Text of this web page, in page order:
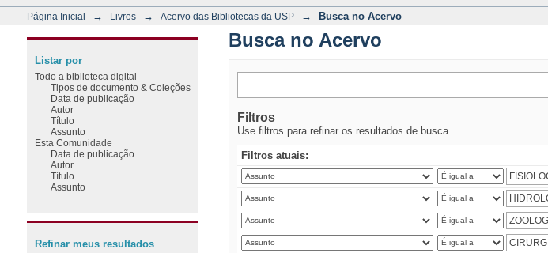
Página Inicial → Livros → Acervo das Bibliotecas da USP → Busca no Acervo
Busca no Acervo
Filtros
Use filtros para refinar os resultados de busca.
Filtros atuais:
Listar por
Todo a biblioteca digital
Tipos de documento & Coleções
Data de publicação
Autor
Título
Assunto
Esta Comunidade
Data de publicação
Autor
Título
Assunto
Refinar meus resultados